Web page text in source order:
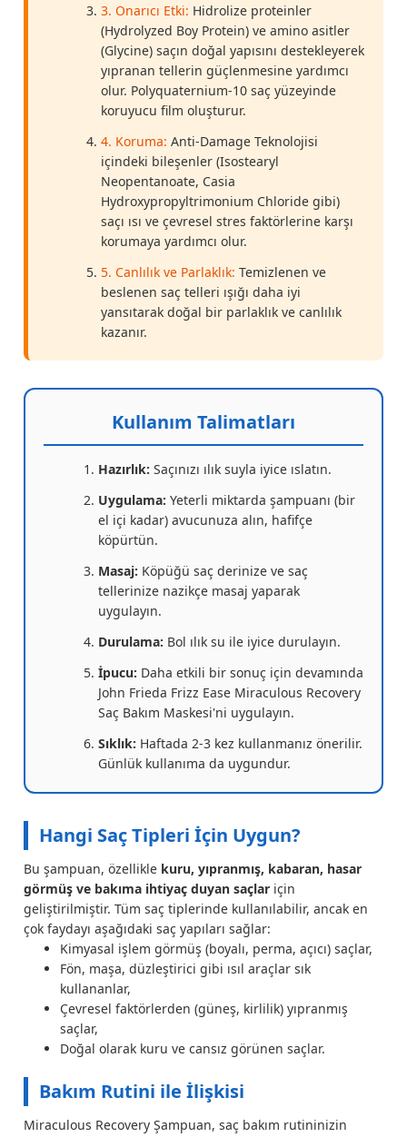
3. Onarıcı Etki: Hidrolize proteinler
(Hydrolyzed Boy Protein) ve amino asitler
(Glycine) saçın doğal yapısını destekleyerek
yıpranan tellerin güçlenmesine yardımcı
olur. Polyquaternium-10 saç yüzeyinde
koruyucu film oluşturur.
4. Koruma: Anti-Damage Teknolojisi
içindeki bileşenler (Isostearyl
Neopentanoate, Casia
Hydroxypropyltrimonium Chloride gibi)
saçı ısı ve çevresel stres faktörlerine karşı
korumaya yardımcı olur.
5. Canlılık ve Parlaklık: Temizlenen ve
beslenen saç telleri ışığı daha iyi
yansıtarak doğal bir parlaklık ve canlılık
kazanır.
Kullanım Talimatları
Hazırlık: Saçınızı ılık suyla iyice ıslatın.
Uygulama: Yeterli miktarda şampuanı (bir
el içi kadar) avucunuza alın, hafifçe
köpürtün.
Masaj: Köpüğü saç derinize ve saç
tellerinize nazikçe masaj yaparak
uygulayın.
Durulama: Bol ılık su ile iyice durulayın.
İpucu: Daha etkili bir sonuç için devamında
John Frieda Frizz Ease Miraculous Recovery
Saç Bakım Maskesi'ni uygulayın.
Sıklık: Haftada 2-3 kez kullanmanız önerilir.
Günlük kullanıma da uygundur.
Hangi Saç Tipleri İçin Uygun?
Bu şampuan, özellikle kuru, yıpranmış, kabaran, hasar
görmüş ve bakıma ihtiyaç duyan saçlar için
geliştirilmiştir. Tüm saç tiplerinde kullanılabilir, ancak en
çok faydayı aşağıdaki saç yapıları sağlar:
Kimyasal işlem görmüş (boyalı, perma, açıcı) saçlar,
Fön, maşa, düzleştirici gibi ısıl araçlar sık
kullananlar,
Çevresel faktörlerden (güneş, kirlilik) yıpranmış
saçlar,
Doğal olarak kuru ve cansız görünen saçlar.
Bakım Rutini ile İlişkisi
Miraculous Recovery Şampuan, saç bakım rutininizin